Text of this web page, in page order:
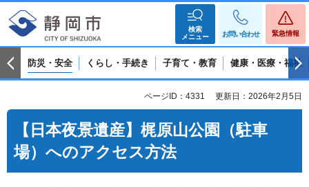
検索
メニュー
お問い合わせ 緊急情報
防災・安全 くらし・手続き 子育て・教育 健康・医療・福祉
ページID：4331 更新日：2026年2月5日
【日本夜景遺産】梶原山公園（駐車
場）へのアクセス方法